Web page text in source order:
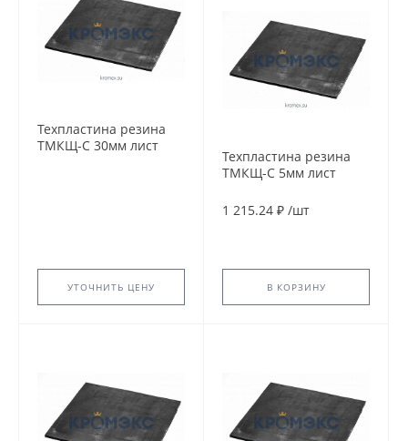
Техпластина резина
ТМКЩ-С 30мм лист
УТОЧНИТЬ ЦЕНУ
Техпластина резина
ТМКЩ-С 5мм лист
90 2Н-I-ТМКЩ-С-5.
1 215.24 ₽ /шт
В КОРЗИНУ